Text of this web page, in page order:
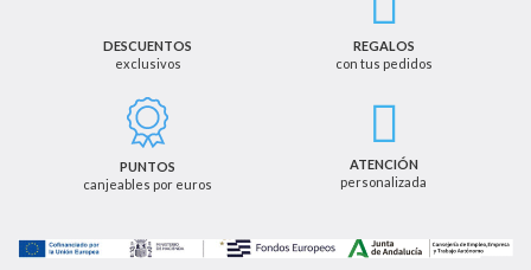
cancelación u oposición, así como los derechos
adicionales que le asisten a través de la dirección
de email info@farmaciaquintalegregranada.es, así
como a través de los medios detallados en la
información adicional sobre nuestra política de
privacidad que puede consultar en la dirección web
DESCUENTOS
exclusivos
REGALOS
con tus pedidos
PUNTOS
canjeables por euros
ATENCIÓN
personalizada